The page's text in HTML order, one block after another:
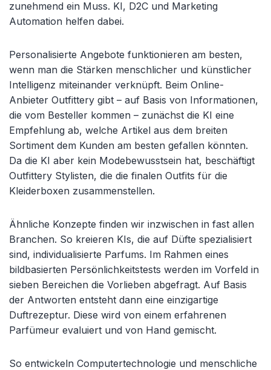
zunehmend ein Muss. KI, D2C und Marketing
Automation helfen dabei.
Personalisierte Angebote funktionieren am besten,
wenn man die Stärken menschlicher und künstlicher
Intelligenz miteinander verknüpft. Beim Online-
Anbieter Outfittery gibt – auf Basis von Informationen,
die vom Besteller kommen – zunächst die KI eine
Empfehlung ab, welche Artikel aus dem breiten
Sortiment dem Kunden am besten gefallen könnten.
Da die KI aber kein Modebewusstsein hat, beschäftigt
Outfittery Stylisten, die die finalen Outfits für die
Kleiderboxen zusammenstellen.
Ähnliche Konzepte finden wir inzwischen in fast allen
Branchen. So kreieren KIs, die auf Düfte spezialisiert
sind, individualisierte Parfums. Im Rahmen eines
bildbasierten Persönlichkeitstests werden im Vorfeld in
sieben Bereichen die Vorlieben abgefragt. Auf Basis
der Antworten entsteht dann eine einzigartige
Duftrezeptur. Diese wird von einem erfahrenen
Parfümeur evaluiert und von Hand gemischt.
So entwickeln Computertechnologie und menschliche